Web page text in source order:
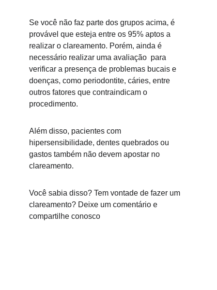
Se você não faz parte dos grupos acima, é
provável que esteja entre os 95% aptos a
realizar o clareamento. Porém, ainda é
necessário realizar uma avaliação  para
verificar a presença de problemas bucais e
doenças, como periodontite, cáries, entre
outros fatores que contraindicam o
procedimento.
Além disso, pacientes com
hipersensibilidade, dentes quebrados ou
gastos também não devem apostar no
clareamento.
Você sabia disso? Tem vontade de fazer um
clareamento? Deixe um comentário e
compartilhe conosco